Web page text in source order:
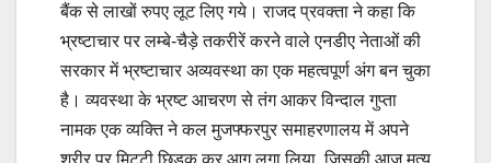
बैंक से लाखों रुपए लूट लिए गये। राजद प्रवक्ता ने कहा कि
भ्रष्टाचार पर लम्बे-चैड़े तकरीरें करने वाले एनडीए नेताओं की
सरकार में भ्रष्टाचार अव्यवस्था का एक महत्वपूर्ण अंग बन चुका
है। व्यवस्था के भ्रष्ट आचरण से तंग आकर विन्दाल गुप्ता
नामक एक व्यक्ति ने कल मुजफ्फरपुर समाहरणालय में अपने
शरीर पर मिट्टी छिड़क कर आग लगा लिया, जिसकी आज मृत्यु